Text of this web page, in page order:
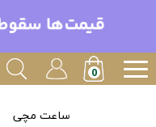
ساعت مچی